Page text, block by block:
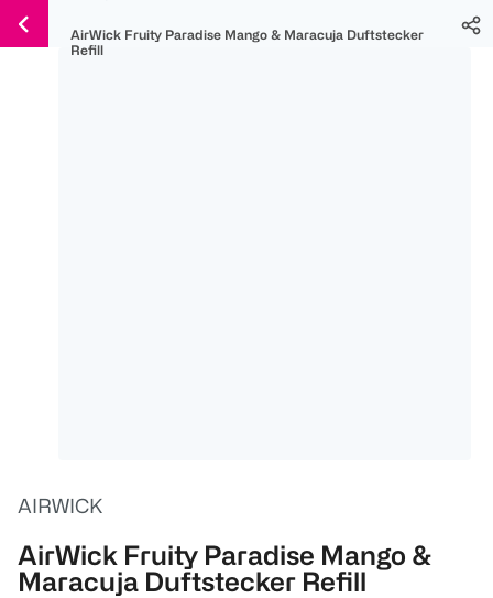
Für
150 Ös
Für
300 Ös
Für
500 Ös
Weiter
zum
AirWick Fruity Paradise Mango & Maracuja Duftstecker
Refill
AIRWICK
AirWick Fruity Paradise Mango &
Maracuja Duftstecker Refill